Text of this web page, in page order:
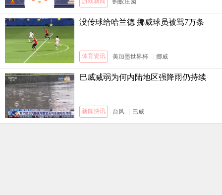
蚂蚁庄园
没传球给哈兰德 挪威球员被骂7万条
体育资讯 美加墨世界杯 挪威
巴威减弱为何内陆地区强降雨仍持续
新闻快讯 台风 巴威